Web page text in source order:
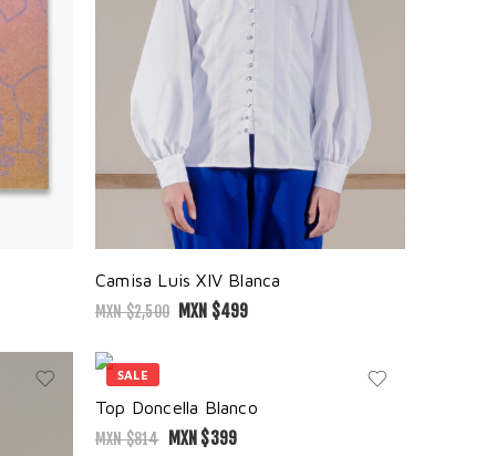
Camisa Luis XIV Blanca
MXN $2,500 MXN $499
SALE
Top Doncella Blanco
MXN $814 MXN $399